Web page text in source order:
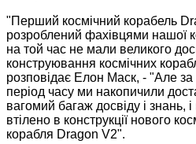
"Перший космічний корабель
розроблений фахівцями нашої
на той час не мали великого
конструювання космічних
розповідає Елон Маск, - "Але
період часу ми накопичили
вагомий багаж досвіду і знань,
втілено в конструкції нового
корабля Dragon V2".